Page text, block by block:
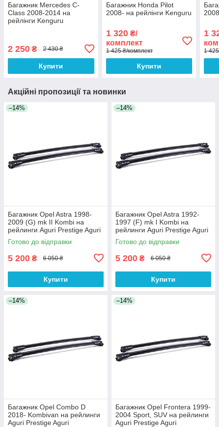
Багажник Mercedes C-
Class 2008-2014 на
рейлінги Kenguru
2 250 ₴ 2 430 ₴
Купити
Багажник Honda Pilot
2008- на рейлінги Kenguru
1 320₴/
комплект
1 425 ₴/комплект
Купити
1
1
Акційні пропозиції та новинки
–14%
Багажник Opel Astra 1998-
2009 (G) mk II Kombi на
рейлинги Aguri Prestige Aguri
Готово до відправки
5 200 ₴ 6 050 ₴
Купити
–14%
Багажник Opel Astra 1992-
1997 (F) mk I Kombi на
рейлинги Aguri Prestige Aguri
Готово до відправки
5 200 ₴ 6 050 ₴
Купити
–14%
Багажник Opel Combo D
2018- Kombivan на рейлинги
Aguri Prestige Aguri
–14%
Багажник Opel Frontera 1999-
2004 Sport, SUV на рейлинги
Aguri Prestige Aguri